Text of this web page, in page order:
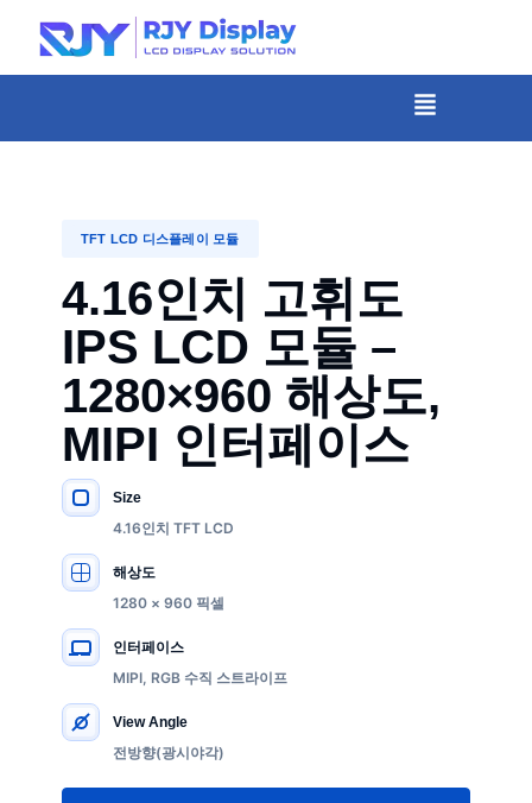
메
뉴
TFT LCD 디스플레이 모듈
4.16인치 고휘도
IPS LCD 모듈 –
1280×960 해상도,
MIPI 인터페이스
주요 사양
Size
4.16인치 TFT LCD
해상도
1280 × 960 픽셀
인터페이스
MIPI, RGB 수직 스트라이프
View Angle
전방향(광시야각)